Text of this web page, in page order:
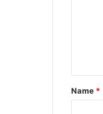
t
*
Name *